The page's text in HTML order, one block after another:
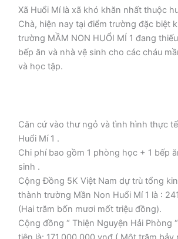
Xã Huổi Mí là xã khó khăn nhất thuộc
Chà, hiện nay tại điểm trường đặc biệt
trường MẦM NON HUỔI MÍ 1 đang
bếp ăn và nhà vệ sinh cho các cháu
và học tập.
Căn cứ vào thư ngỏ và tình hình thực
Huổi Mí 1 .
Chi phí bao gồm 1 phòng học + 1 bếp
sinh .
Cộng Đồng 5K Việt Nam dự trù tổng
thành trường Mần Non Huổi Mí 1 là :
(Hai trăm bốn mươi mốt triệu đồng).
Cộng đồng “ Thiện Nguyện Hải Phòng